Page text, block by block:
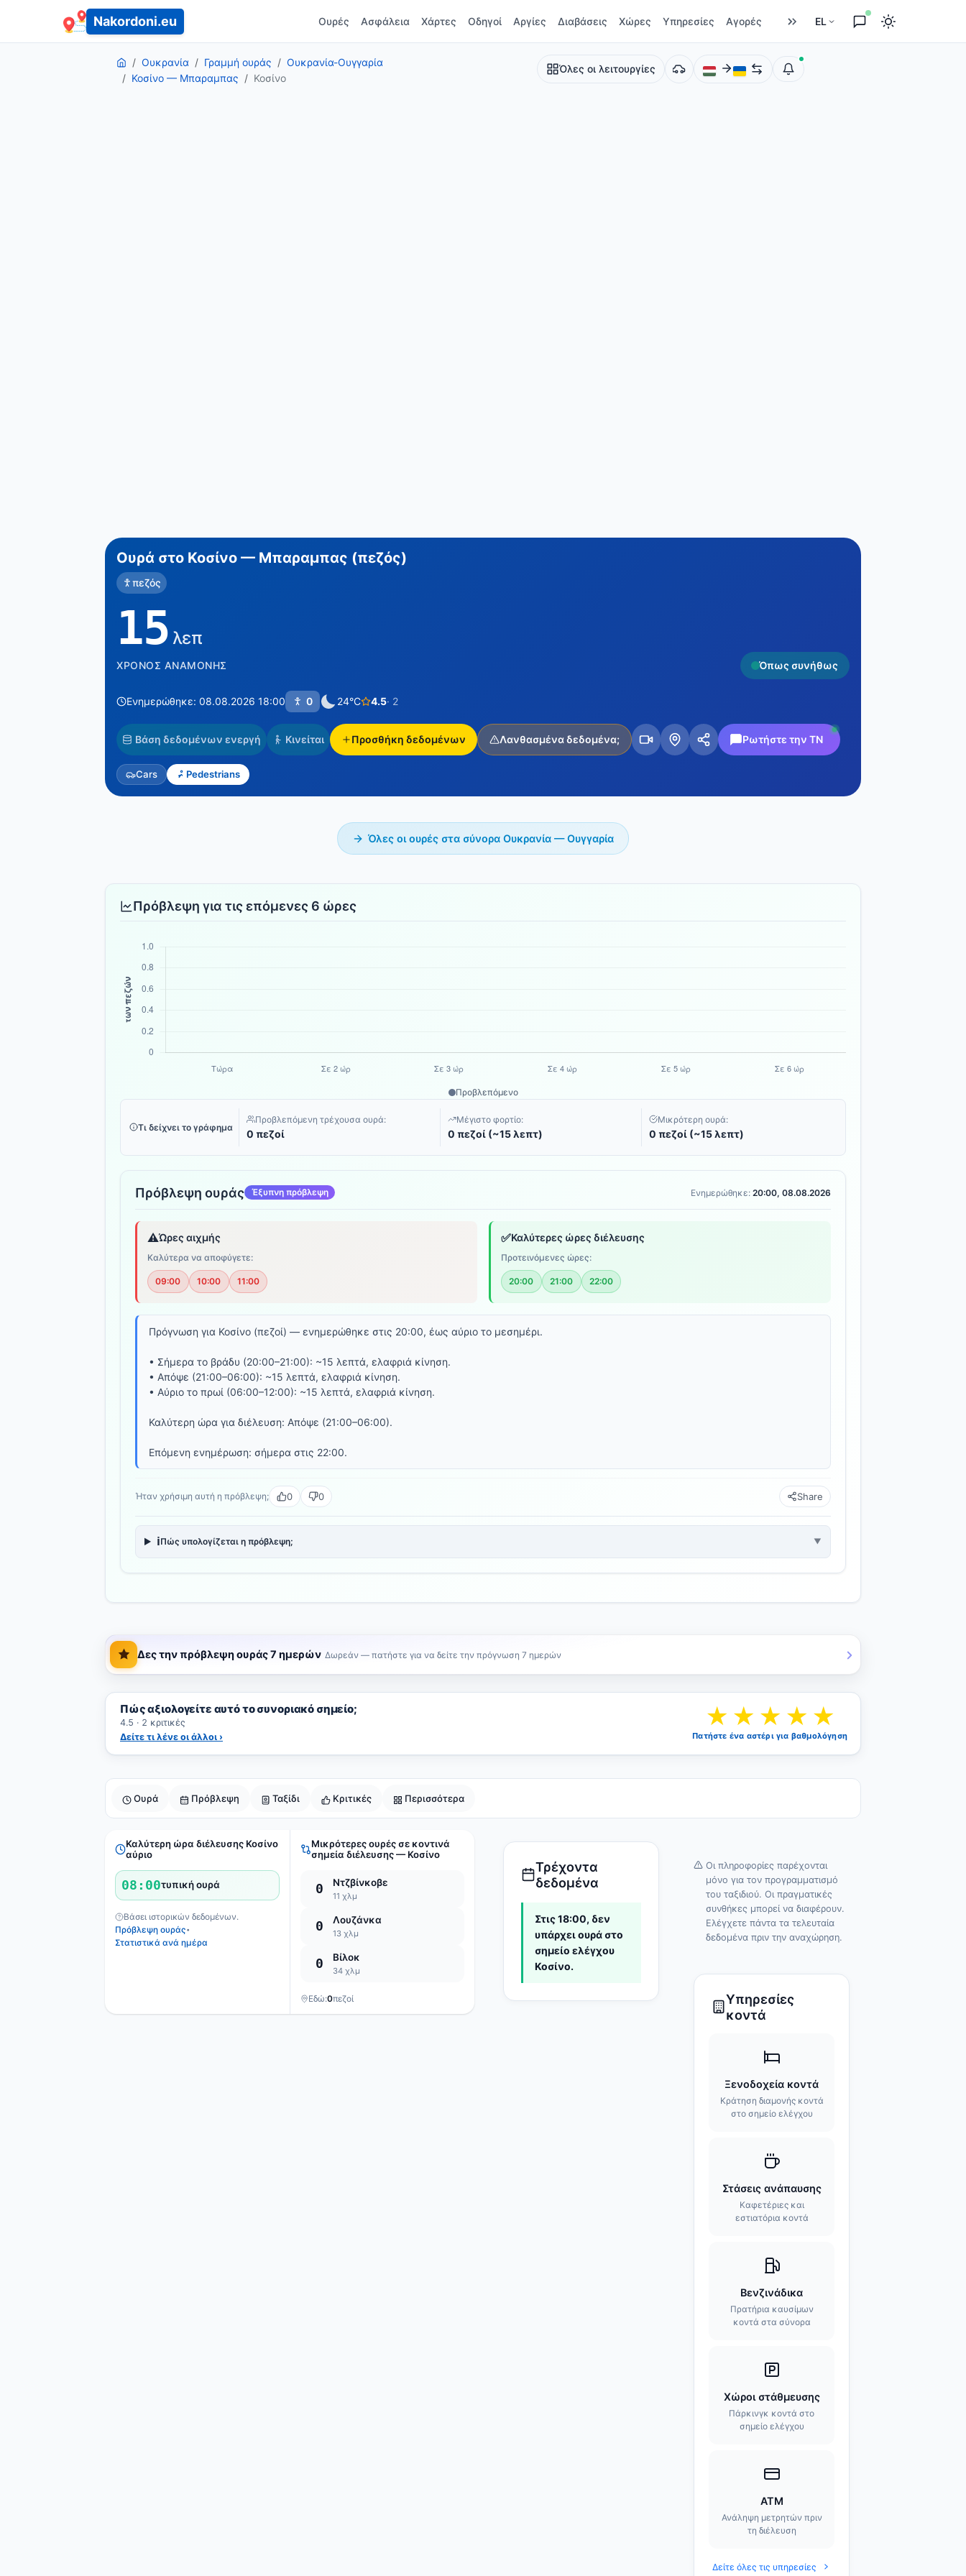
Nakordoni.eu Ουρές Ασφάλεια Χάρτες Οδηγοί Αργίες Διαβάσεις Χώρες Υπηρεσίες Αγορές EL
Ουκρανία Γραμμή ουράς
Ουκρανία-Ουγγαρία
Κοσίνο — Μπαραμπας
Κοσίνο
Όλες οι λειτουργίες
Ουρά στο Κοσίνο — Μπαραμπας (πεζός)
πεζός
15 λεπ
ΧΡΌΝΟΣ ΑΝΑΜΟΝΉΣ Όπως συνήθως
Ενημερώθηκε: 08.08.2026 18:00 0 24°C 4.5· 2
Βάση δεδομένων ενεργή Κινείται Προσθήκη δεδομένων Λανθασμένα δεδομένα; Ρωτήστε την ΤΝ
Cars Pedestrians
Όλες οι ουρές στα σύνορα Ουκρανία — Ουγγαρία
Ουρά Πρόβλεψη Ταξίδι Κριτικές Περισσότερα
Πρόβλεψη για τις επόμενες 6 ώρες
Προβλεπόμενο
Τι δείχνει το γράφημα
Προβλεπόμενη τρέχουσα ουρά:
0 πεζοί
Μέγιστο φορτίο:
0 πεζοί (~15 λεπτ)
Μικρότερη ουρά:
0 πεζοί (~15 λεπτ)
Πρόβλεψη ουράς Έξυπνη πρόβλεψη Ενημερώθηκε: 20:00, 08.08.2026
⚠️Ώρες αιχμής
Καλύτερα να αποφύγετε:
09:00 10:00 11:00
✅Καλύτερες ώρες διέλευσης
Προτεινόμενες ώρες:
20:00 21:00 22:00
Πρόγνωση για Κοσίνο (πεζοί) — ενημερώθηκε στις 20:00, έως αύριο το μεσημέρι.
• Σήμερα το βράδυ (20:00–21:00): ~15 λεπτά, ελαφριά κίνηση.
• Απόψε (21:00–06:00): ~15 λεπτά, ελαφριά κίνηση.
• Αύριο το πρωί (06:00–12:00): ~15 λεπτά, ελαφριά κίνηση.
Καλύτερη ώρα για διέλευση: Απόψε (21:00–06:00).
Επόμενη ενημέρωση: σήμερα στις 22:00.
Ήταν χρήσιμη αυτή η πρόβλεψη; 0 0 Share
ℹ️Πώς υπολογίζεται η πρόβλεψη; ▼
Δες την πρόβλεψη ουράς 7 ημερών Δωρεάν — πατήστε για να δείτε την πρόγνωση 7 ημερών
Πώς αξιολογείτε αυτό το συνοριακό σημείο;
4.5 · 2 κριτικές
Δείτε τι λένε οι άλλοι ›
★ ★ ★ ★ ★
Πατήστε ένα αστέρι για βαθμολόγηση
Καλύτερη ώρα διέλευσης Κοσίνο
αύριο
08:00τυπική ουρά
Βάσει ιστορικών δεδομένων.
Πρόβλεψη ουράς•
Στατιστικά ανά ημέρα
Μικρότερες ουρές σε κοντινά
σημεία διέλευσης — Κοσίνο
0 Ντζβίνκοβε
11 χλμ
0 Λουζάνκα
13 χλμ
0 Βίλοκ
34 χλμ
Εδώ:0πεζοί
Τρέχοντα
δεδομένα
Στις 18:00, δεν
υπάρχει ουρά στο
σημείο ελέγχου
Κοσίνο.
Οι πληροφορίες παρέχονται
μόνο για τον προγραμματισμό
του ταξιδιού. Οι πραγματικές
συνθήκες μπορεί να διαφέρουν.
Ελέγχετε πάντα τα τελευταία
δεδομένα πριν την αναχώρηση.
Υπηρεσίες
κοντά
Ξενοδοχεία κοντά
Κράτηση διαμονής κοντά
στο σημείο ελέγχου
Στάσεις ανάπαυσης
Καφετέριες και
εστιατόρια κοντά
Βενζινάδικα
Πρατήρια καυσίμων
κοντά στα σύνορα
Χώροι στάθμευσης
Πάρκινγκ κοντά στο
σημείο ελέγχου
ATM
Ανάληψη μετρητών πριν
τη διέλευση
Δείτε όλες τις υπηρεσίες